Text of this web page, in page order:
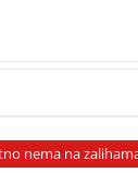
nema na